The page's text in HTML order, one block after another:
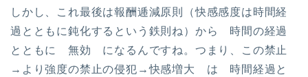
しかし、これ最後は報酬逓減原則（快感感度は時間経
過とともに鈍化するという鉄則ね）から 時間の経過
とともに 無効 になるんですね。つまり、この禁止
→より強度の禁止の侵犯→快感増大 は 時間経過と